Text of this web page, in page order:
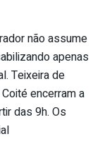
não assume
apenas
Teixeira de
encerram a
das 9h. Os